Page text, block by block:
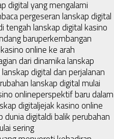
digital yang mengalami
pergeseran lanskap digital
tengah lanskap digital kasino
baruperkembangan
online ke arah
dari dinamika lanskap
digital dan perjalanan
lanskap digital mulai
onlineperspektif baru dalam
digitaljejak kasino online
dunia digitaldi balik perubahan
sering